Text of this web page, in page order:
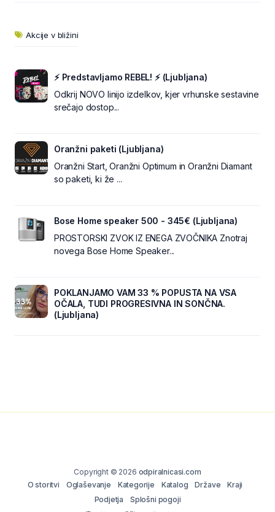
Akcije v bližini
⚡ Predstavljamo REBEL! ⚡ (Ljubljana)
Odkrij NOVO linijo izdelkov, kjer vrhunske sestavine
srečajo dostop...
Oranžni paketi (Ljubljana)
Oranžni Start, Oranžni Optimum in Oranžni Diamant
so paketi, ki že ...
Bose Home speaker 500 - 345€ (Ljubljana)
PROSTORSKI ZVOK IZ ENEGA ZVOČNIKA Znotraj
novega Bose Home Speaker...
POKLANJAMO VAM 33 % POPUSTA NA VSA
OČALA, TUDI PROGRESIVNA IN SONČNA.
(Ljubljana)
Copyright © 2026 odpiralnicasi.com
O storitvi
Oglaševanje Kategorije Katalog Države
Kraji
Podjetja
Splošni pogoji